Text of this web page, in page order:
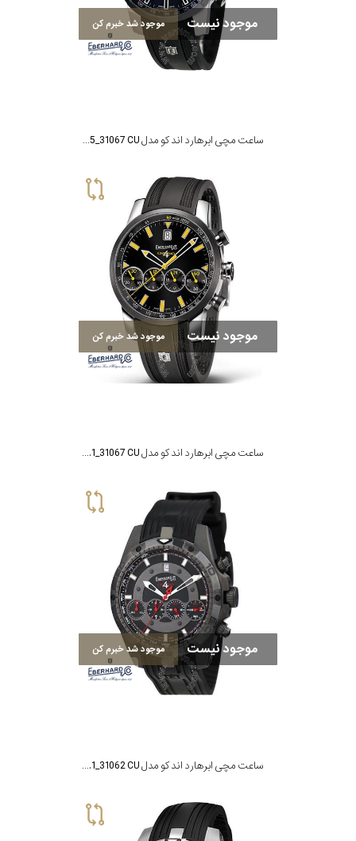
موجود نیست موجود شد خبرم کن
ساعت مچی ابرهارد اند کو مدل MTE31067.5_31067 CU
موجود نیست موجود شد خبرم کن
ساعت مچی ابرهارد اند کو مدل MTE31067.1_31067 CU
موجود نیست موجود شد خبرم کن
ساعت مچی ابرهارد اند کو مدل MTE31062.1_31062 CU